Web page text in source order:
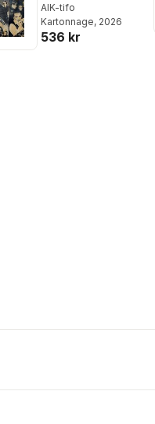
AIK-tifo
Kartonnage, 2026
536 kr